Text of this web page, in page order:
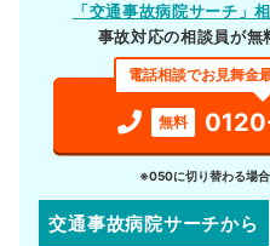
「交通事故病院サーチ」
事故対応の相談員が無
電話相談でお見舞金
無料
※050に切り替わる場合
交通事故病院サーチから